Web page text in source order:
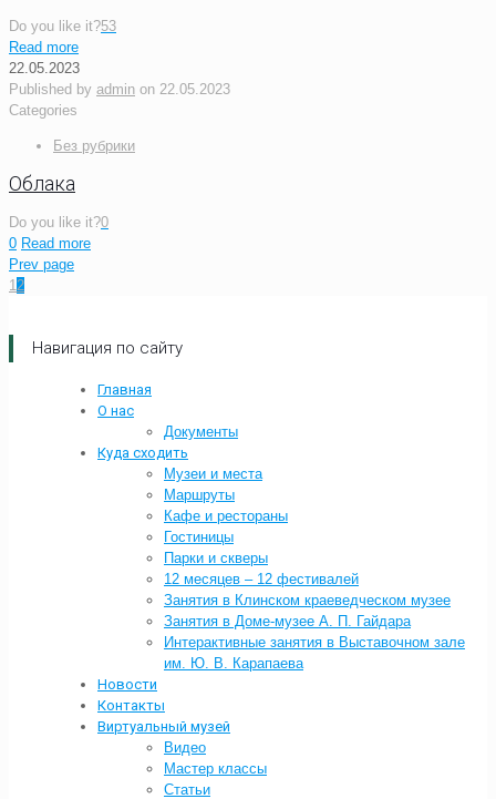
Do you like it?53
Read more
22.05.2023
Published by admin on 22.05.2023
Categories
Без рубрики
Облака
Do you like it?0
0 Read more
Prev page
1 2
Навигация по сайту
Главная
О нас
Документы
Куда сходить
Музеи и места
Маршруты
Кафе и рестораны
Гостиницы
Парки и скверы
12 месяцев – 12 фестивалей
Занятия в Клинском краеведческом музее
Занятия в Доме-музее А. П. Гайдара
Интерактивные занятия в Выставочном зале
им. Ю. В. Карапаева
Новости
Контакты
Виртуальный музей
Видео
Мастер классы
Статьи